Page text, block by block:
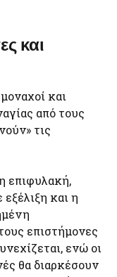
και
και
από τους
τις
επιφυλακή,
και η
επιστήμονες
ενώ οι
θα διαρκέσουν